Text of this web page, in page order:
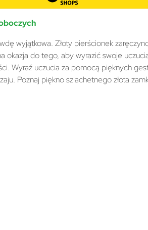
wyjątkowa. Złoty pierścionek
okazja do tego, aby wyrazić swoje
Wyraź uczucia za pomocą pięknych
Poznaj piękno szlachetnego złota